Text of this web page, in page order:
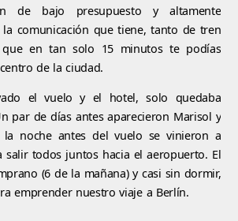
de bajo presupuesto y altamente
comunicación que tiene, tanto de tren
en tan solo 15 minutos te podías
de la ciudad.
el vuelo y el hotel, solo quedaba
par de días antes aparecieron Marisol y
noche antes del vuelo se vinieron a
salir todos juntos hacia el aeropuerto. El
(6 de la mañana) y casi sin dormir,
emprender nuestro viaje a Berlín.